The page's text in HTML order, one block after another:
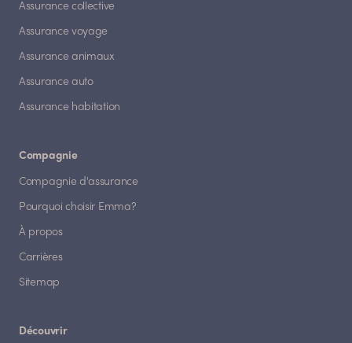
Assurance collective
Assurance voyage
Assurance animaux
Assurance auto
Assurance habitation
Compagnie
Compagnie d'assurance
Pourquoi choisir Emma?
À propos
Carrières
Sitemap
Découvrir